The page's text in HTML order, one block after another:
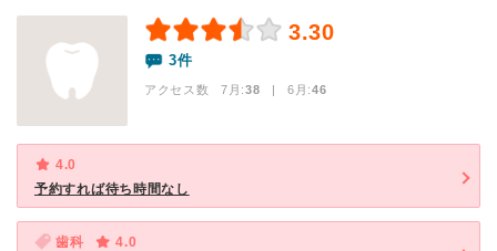
3.30
3件
アクセス数 7月:38 | 6月:46
4.0
予約すれば待ち時間なし
歯科
4.0